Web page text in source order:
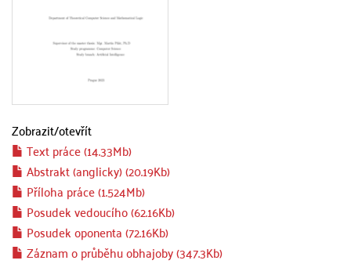
Zobrazit/otevřít
Text práce (14.33Mb)
Abstrakt (anglicky) (20.19Kb)
Příloha práce (1.524Mb)
Posudek vedoucího (62.16Kb)
Posudek oponenta (72.16Kb)
Záznam o průběhu obhajoby (347.3Kb)